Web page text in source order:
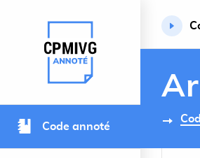
Retour à l’accueil du site
Code annoté